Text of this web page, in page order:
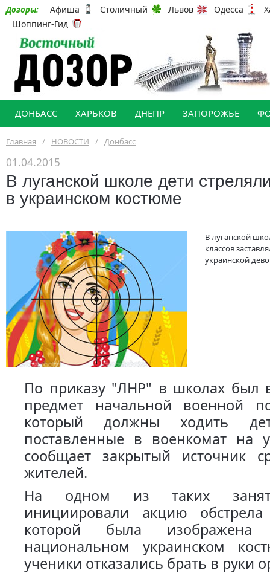
Дозоры: Афиша Столичный Львов Одесса
Шоппинг-Гид
ДОНБАСС ХАРЬКОВ ДНЕПР ЗАПОРОЖЬЕ
Главная / НОВОСТИ / Донбасс
01.04.2015
В луганской школе дети
в украинском костюме
В луганской
классов
украинской
По приказу "ЛНР" в школах был
предмет начальной военной
который должны ходить
поставленные в военкомат на
сообщает закрытый источник
жителей.
На одном из таких
инициировали акцию
которой была
национальном украинском
ученики отказались брать в руки